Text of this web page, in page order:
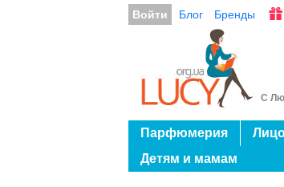
Войти Блог Бренды
С
Парфюмерия
Детям и мамам